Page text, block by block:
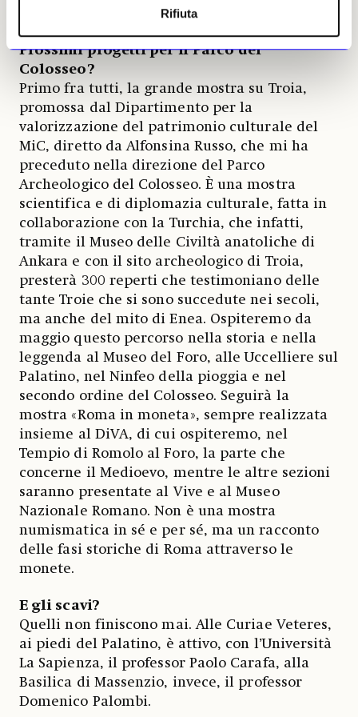
Rifiuta
rinnovano con gran solerzia.
Prossimi progetti per il Parco del
Colosseo?
Primo fra tutti, la grande mostra su Troia,
promossa dal Dipartimento per la
valorizzazione del patrimonio culturale del
MiC, diretto da Alfonsina Russo, che mi ha
preceduto nella direzione del Parco
Archeologico del Colosseo. È una mostra
scientifica e di diplomazia culturale, fatta in
collaborazione con la Turchia, che infatti,
tramite il Museo delle Civiltà anatoliche di
Ankara e con il sito archeologico di Troia,
presterà 300 reperti che testimoniano delle
tante Troie che si sono succedute nei secoli,
ma anche del mito di Enea. Ospiteremo da
maggio questo percorso nella storia e nella
leggenda al Museo del Foro, alle Uccelliere sul
Palatino, nel Ninfeo della pioggia e nel
secondo ordine del Colosseo. Seguirà la
mostra «Roma in moneta», sempre realizzata
insieme al DiVA, di cui ospiteremo, nel
Tempio di Romolo al Foro, la parte che
concerne il Medioevo, mentre le altre sezioni
saranno presentate al Vive e al Museo
Nazionale Romano. Non è una mostra
numismatica in sé e per sé, ma un racconto
delle fasi storiche di Roma attraverso le
monete.
E gli scavi?
Quelli non finiscono mai. Alle Curiae Veteres,
ai piedi del Palatino, è attivo, con l’Università
La Sapienza, il professor Paolo Carafa, alla
Basilica di Massenzio, invece, il professor
Domenico Palombi.